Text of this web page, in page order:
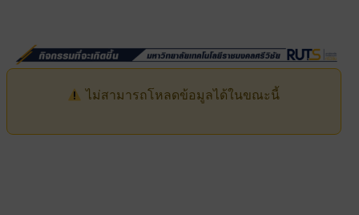
ไม่สามารถโหลดข้อมูลได้ในขณะนี้